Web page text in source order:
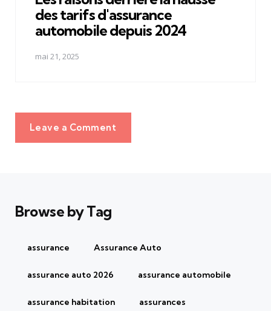
des tarifs d'assurance
automobile depuis 2024
mai 21, 2025
Leave a Comment
Browse by Tag
assurance Assurance Auto
assurance auto 2026 assurance automobile
assurance habitation assurances